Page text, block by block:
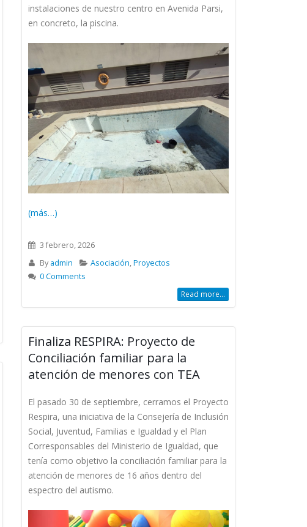
instalaciones de nuestro centro en Avenida Parsi,
en concreto, la piscina.
(más…)
3 febrero, 2026
By admin Asociación,Proyectos
0 Comments
Read more...
Finaliza RESPIRA: Proyecto de
Conciliación familiar para la
atención de menores con TEA
El pasado 30 de septiembre, cerramos el Proyecto
Respira, una iniciativa de la Consejería de Inclusión
Social, Juventud, Familias e Igualdad y el Plan
Corresponsables del Ministerio de Igualdad, que
tenía como objetivo la conciliación familiar para la
atención de menores de 16 años dentro del
espectro del autismo.